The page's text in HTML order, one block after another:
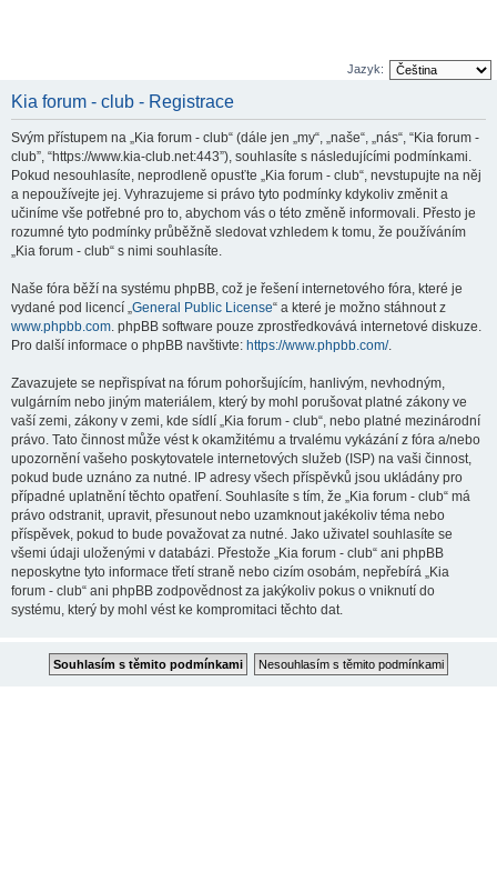
Jazyk:
Kia forum - club - Registrace
Svým přístupem na „Kia forum - club“ (dále jen „my“, „naše“, „nás“, “Kia forum -
club”, “https://www.kia-club.net:443”), souhlasíte s následujícími podmínkami.
Pokud nesouhlasíte, neprodleně opusťte „Kia forum - club“, nevstupujte na něj
a nepoužívejte jej. Vyhrazujeme si právo tyto podmínky kdykoliv změnit a
učiníme vše potřebné pro to, abychom vás o této změně informovali. Přesto je
rozumné tyto podmínky průběžně sledovat vzhledem k tomu, že používáním
„Kia forum - club“ s nimi souhlasíte.
Naše fóra běží na systému phpBB, což je řešení internetového fóra, které je
vydané pod licencí „General Public License“ a které je možno stáhnout z
www.phpbb.com. phpBB software pouze zprostředkovává internetové diskuze.
Pro další informace o phpBB navštivte: https://www.phpbb.com/.
Zavazujete se nepřispívat na fórum pohoršujícím, hanlivým, nevhodným,
vulgárním nebo jiným materiálem, který by mohl porušovat platné zákony ve
vaší zemi, zákony v zemi, kde sídlí „Kia forum - club“, nebo platné mezinárodní
právo. Tato činnost může vést k okamžitému a trvalému vykázání z fóra a/nebo
upozornění vašeho poskytovatele internetových služeb (ISP) na vaši činnost,
pokud bude uznáno za nutné. IP adresy všech příspěvků jsou ukládány pro
případné uplatnění těchto opatření. Souhlasíte s tím, že „Kia forum - club“ má
právo odstranit, upravit, přesunout nebo uzamknout jakékoliv téma nebo
příspěvek, pokud to bude považovat za nutné. Jako uživatel souhlasíte se
všemi údaji uloženými v databázi. Přestože „Kia forum - club“ ani phpBB
neposkytne tyto informace třetí straně nebo cizím osobám, nepřebírá „Kia
forum - club“ ani phpBB zodpovědnost za jakýkoliv pokus o vniknutí do
systému, který by mohl vést ke kompromitaci těchto dat.